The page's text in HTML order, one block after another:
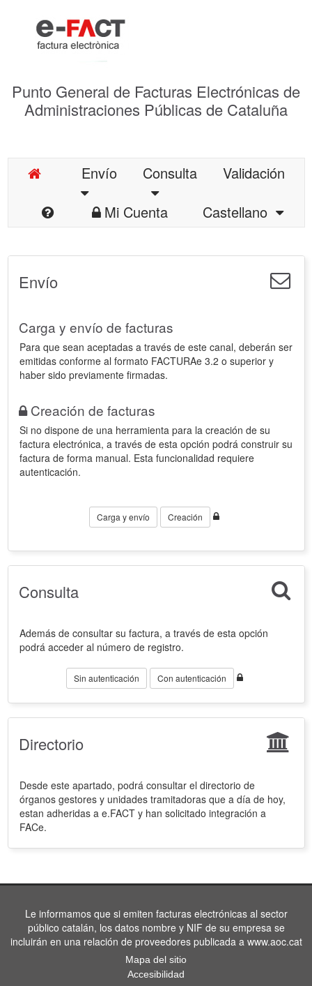
Punto General de Facturas Electrónicas de
Administraciones Públicas de Cataluña
Envío Consulta
Validación
Mi Cuenta
Castellano
Envío
Carga y envío de facturas
Para que sean aceptadas a través de este canal, deberán ser
emitidas conforme al formato FACTURAe 3.2 o superior y
haber sido previamente firmadas.
Creación de facturas
Si no dispone de una herramienta para la creación de su
factura electrónica, a través de esta opción podrá construir su
factura de forma manual. Esta funcionalidad requiere
autenticación.
Carga y envío Creación
Consulta
Además de consultar su factura, a través de esta opción
podrá acceder al número de registro.
Sin autenticación Con autenticación
Directorio
Desde este apartado, podrá consultar el directorio de
órganos gestores y unidades tramitadoras que a día de hoy,
estan adheridas a e.FACT y han solicitado integración a
FACe.
Le informamos que si emiten facturas electrónicas al sector
público catalán, los datos nombre y NIF de su empresa se
incluirán en una relación de proveedores publicada a www.aoc.cat
Mapa del sitio
Accesibilidad